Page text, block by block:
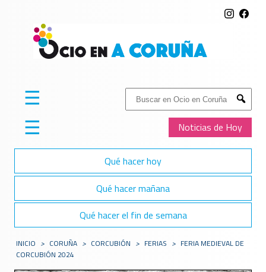
Buscar:
Submit
Noticias de Hoy
☰
☰
Qué hacer hoy
Qué hacer mañana
Qué hacer el fin de semana
INICIO > CORUÑA > CORCUBIÓN > FERIAS > FERIA MEDIEVAL DE
CORCUBIÓN 2024